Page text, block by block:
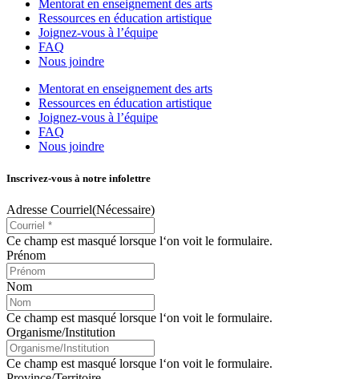
Mentorat en enseignement des arts
Ressources en éducation artistique
Joignez-vous à l’équipe
FAQ
Nous joindre
Mentorat en enseignement des arts
Ressources en éducation artistique
Joignez-vous à l’équipe
FAQ
Nous joindre
Inscrivez-vous à notre infolettre
Adresse Courriel(Nécessaire)
Ce champ est masqué lorsque l‘on voit le formulaire.
Prénom
Nom
Ce champ est masqué lorsque l‘on voit le formulaire.
Organisme/Institution
Ce champ est masqué lorsque l‘on voit le formulaire.